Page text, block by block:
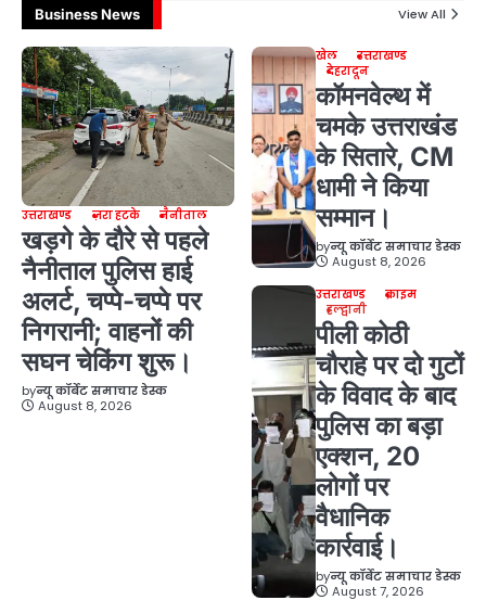
Business News View All
उत्तराखण्ड ज़रा हटके नैनीताल
खड़गे के दौरे से पहले
नैनीताल पुलिस हाई
अलर्ट, चप्पे-चप्पे पर
निगरानी; वाहनों की
सघन चेकिंग शुरू।
byन्यू कॉर्बेट समाचार डेस्क
August 8, 2026
खेल
उत्तराखण्ड
देहरादून
कॉमनवेल्थ में
चमके उत्तराखंड
के सितारे, CM
धामी ने किया
सम्मान।
byन्यू कॉर्बेट समाचार डेस्क
August 8, 2026
उत्तराखण्ड
क्राइम
हल्द्वानी
पीली कोठी
चौराहे पर दो गुटों
के विवाद के बाद
पुलिस का बड़ा
एक्शन, 20
लोगों पर
वैधानिक
कार्रवाई।
byन्यू कॉर्बेट समाचार डेस्क
August 7, 2026